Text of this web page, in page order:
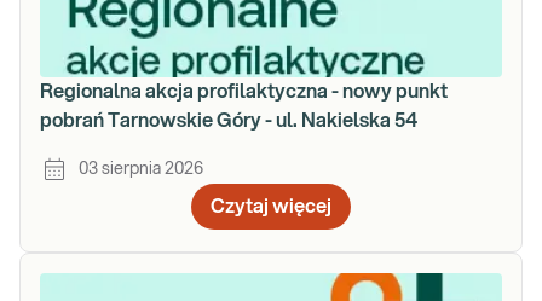
Regionalna akcja profilaktyczna - nowy punkt
pobrań Tarnowskie Góry - ul. Nakielska 54
03 sierpnia 2026
Czytaj więcej